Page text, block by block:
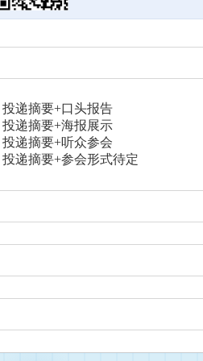
投递摘要+口头报告
投递摘要+海报展示
投递摘要+听众参会
投递摘要+参会形式待定